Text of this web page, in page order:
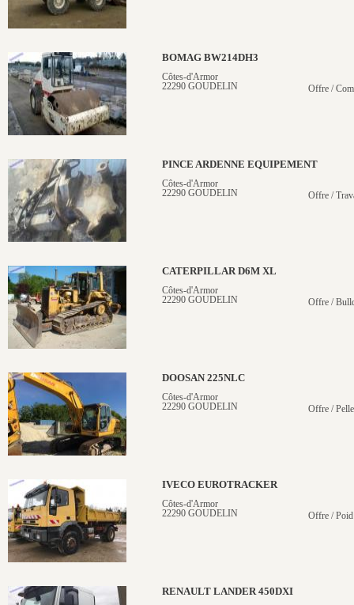
BOMAG BW214DH3
Côtes-d'Armor
22290 GOUDELIN
Offre /
PINCE ARDENNE EQUIPEMENT
Côtes-d'Armor
22290 GOUDELIN
Offre /
CATERPILLAR D6M XL
Côtes-d'Armor
22290 GOUDELIN
Offre /
DOOSAN 225NLC
Côtes-d'Armor
22290 GOUDELIN
Offre /
IVECO EUROTRACKER
Côtes-d'Armor
22290 GOUDELIN
Offre /
RENAULT LANDER 450DXI